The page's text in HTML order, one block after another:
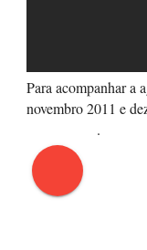
Para acompanhar a
novembro 2011 e
.